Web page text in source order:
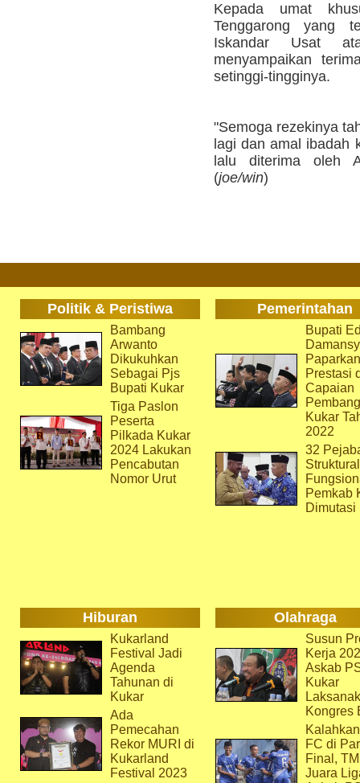
Kepada umat
Tenggarong yang
Iskandar Usat
menyampaikan
setinggi-tingginya.
"Semoga rezekinya
lagi dan amal ibadah
lalu diterima oleh
(joe/win)
Politik & Peristiwa Pemerintahan
Bambang
Arwanto
Dikukuhkan
Sebagai Pjs
Bupati Kukar
Tiga Paslon
Peserta
Pilkada Kukar
2024 Lakukan
Pencabutan
Nomor Urut
Bupati
Paparkan
Prestasi
Capaian
Kukar
2022
32
Pemkab
Dimutasi
Hiburan Olahraga
Kukarland
Festival Jadi
Agenda
Tahunan di
Kukar
Ada
Pemecahan
Rekor MURI di
Kukarland
Festival 2023
Susun
Kerja
Askab
Kukar
Kongres
FC di
Final,
Juara